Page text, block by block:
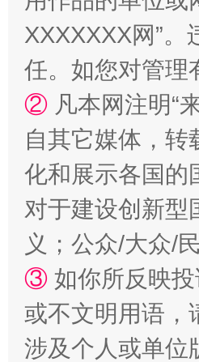
XXXXXXX网”
任。如您对管理
② 凡本网注明“
自其它媒体，
化和展示各国的
对于建设创新型
义；公众/大众/
③ 如你所反映
或不文明用语，
涉及个人或单位